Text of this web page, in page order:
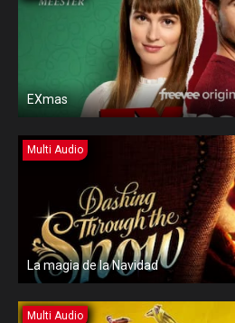
EXmas
Multi Audio
La magia de la Navidad
Multi Audio